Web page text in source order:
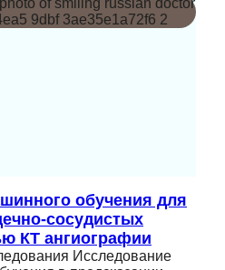
обучения для
сосудистых
КТ ангиографии
Исследование